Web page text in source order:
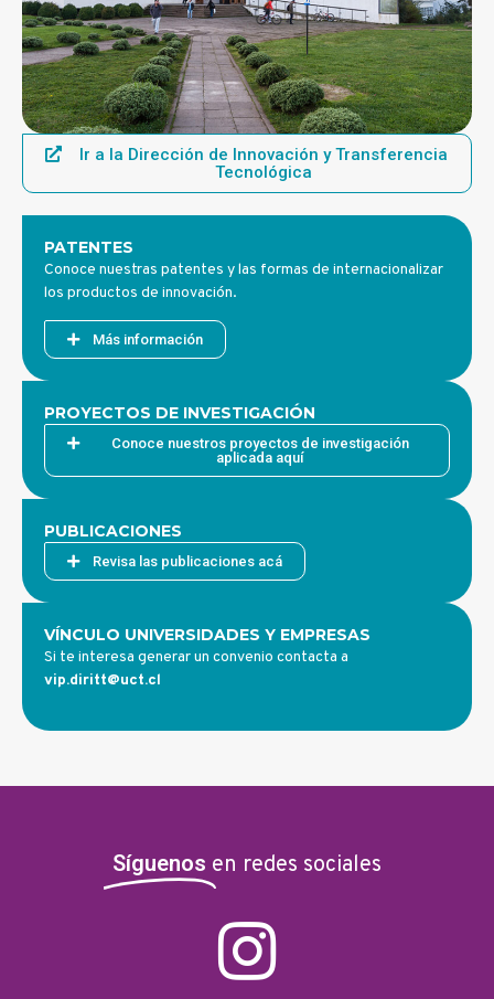
Ir a la Dirección de Innovación y Transferencia
Tecnológica
PATENTES
Conoce nuestras patentes y las formas de internacionalizar
los productos de innovación.
Más información
PROYECTOS DE INVESTIGACIÓN
Conoce nuestros proyectos de investigación
aplicada aquí
PUBLICACIONES
Revisa las publicaciones acá
VÍNCULO UNIVERSIDADES Y EMPRESAS
Si te interesa generar un convenio contacta a
vip.diritt@uct.cl
Síguenos en redes sociales